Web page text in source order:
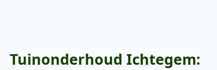
Tuinonderhoud Ichtegem: